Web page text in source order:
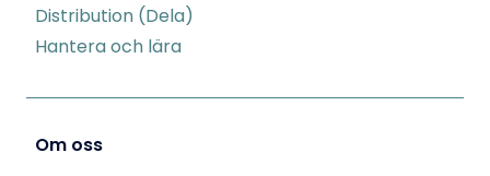
Distribution (Dela)
Hantera och lära
Om oss